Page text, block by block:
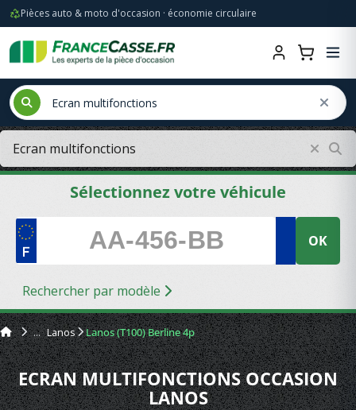
Pièces auto & moto d'occasion · économie circulaire
Sélectionnez votre véhicule
OK
Rechercher par modèle
Lanos Lanos (T100) Berline 4p
ECRAN MULTIFONCTIONS OCCASION
LANOS